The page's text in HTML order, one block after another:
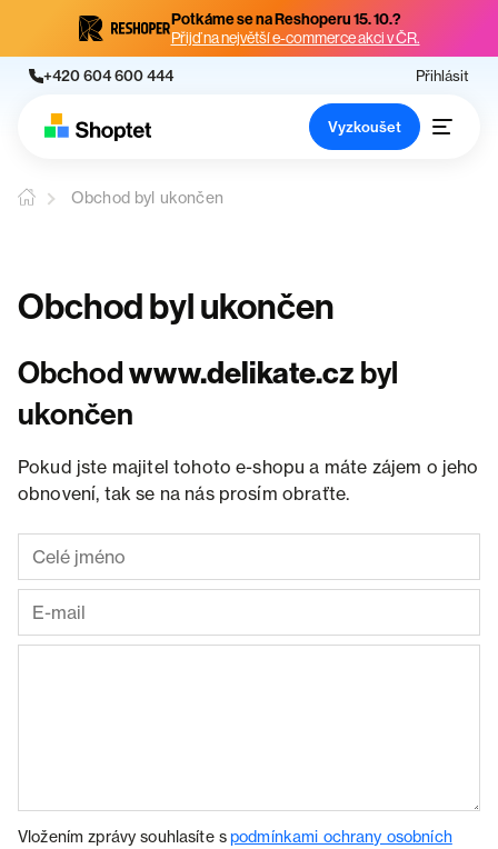
Potkáme se na Reshoperu 15. 10.?
Přijď na největší e-commerce akci v ČR.
+420 604 600 444 Přihlásit
Vyzkoušet
Obchod byl ukončen
Obchod byl ukončen
Obchodwww.delikate.cz byl
ukončen
Pokud jste majitel tohoto e-shopu a máte zájem o jeho
obnovení, tak se na nás prosím obraťte.
Vložením zprávy souhlasíte spodmínkami ochrany osobních